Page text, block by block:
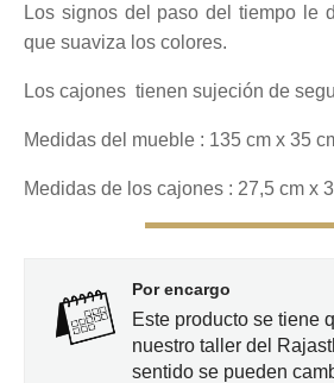
Los signos del paso del tiempo le
que suaviza los colores.
Los cajones tienen sujeción de
Medidas del mueble : 135 cm x 35
Medidas de los cajones : 27,5 cm x
Por encargo
Este producto se tiene
nuestro taller del
sentido se pueden